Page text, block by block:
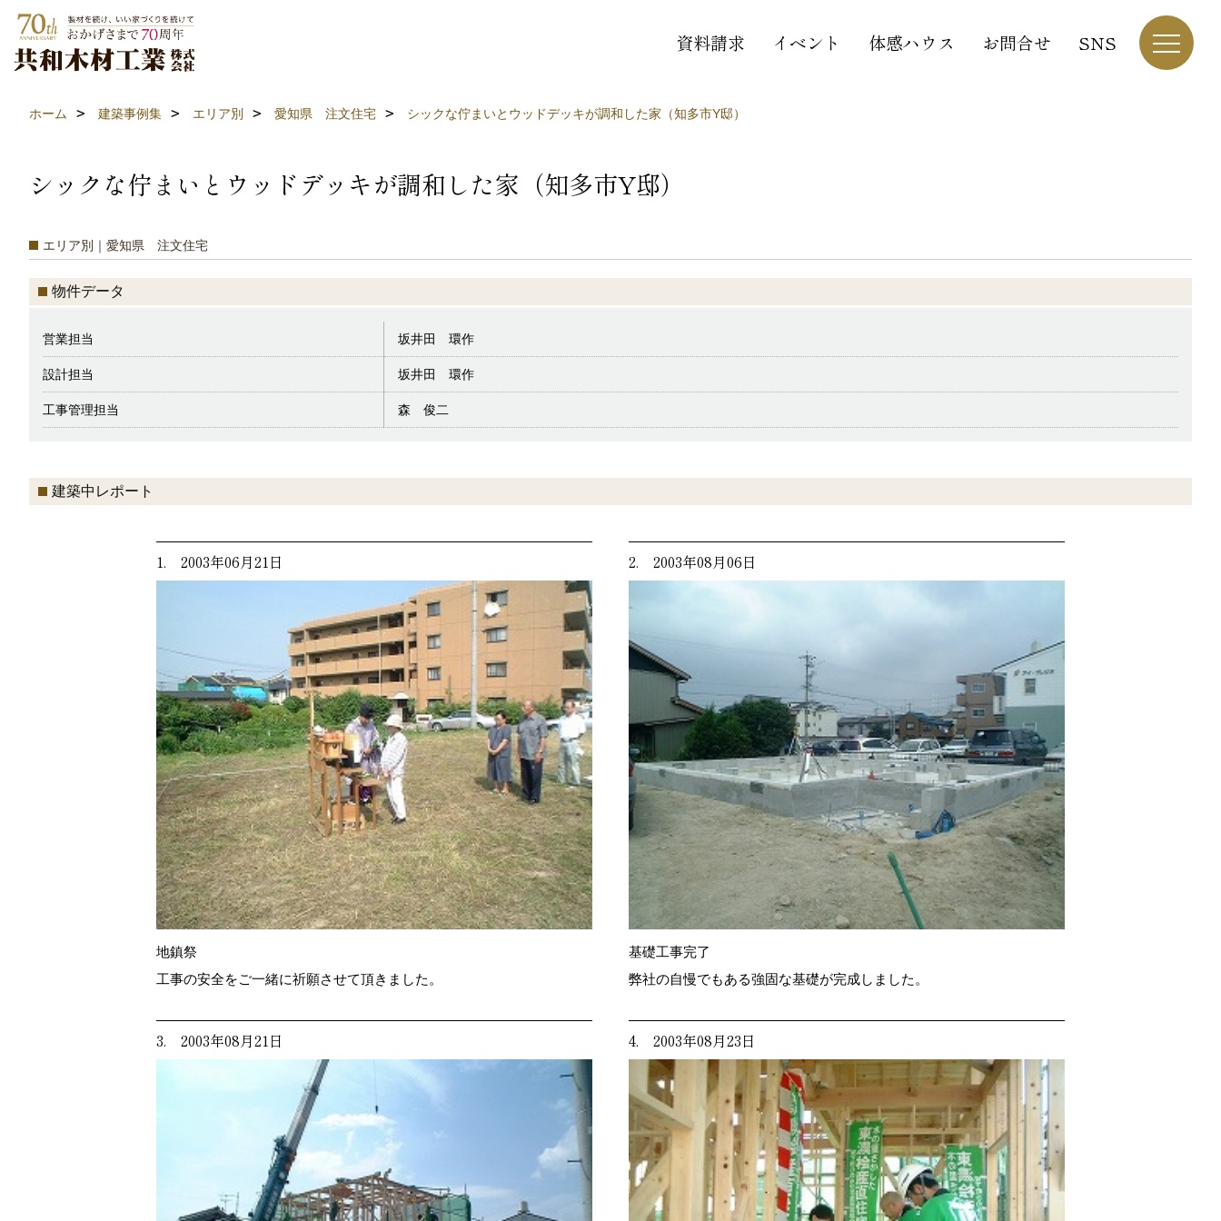
資料請求 イベント 体感ハウス お問合せ SNS
ホーム 建築事例集 エリア別 愛知県 注文住宅 シックな佇まいとウッドデッキが調和した家（知多市Y邸）
シックな佇まいとウッドデッキが調和した家（知多市Y邸）
エリア別｜愛知県 注文住宅
物件データ
営業担当 坂井田 環作
設計担当 坂井田 環作
工事管理担当 森 俊二
建築中レポート
1. 2003年06月21日
地鎮祭
工事の安全をご一緒に祈願させて頂きました。
2. 2003年08月06日
基礎工事完了
弊社の自慢でもある強固な基礎が完成しました。
3. 2003年08月21日 4. 2003年08月23日